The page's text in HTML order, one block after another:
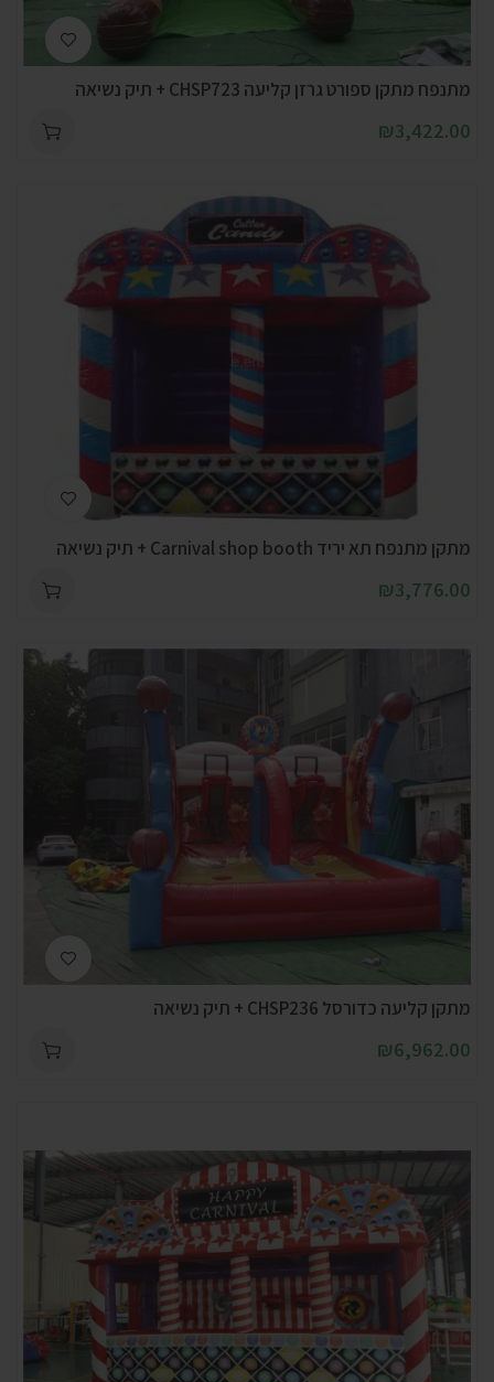
מתנפח מתקן ספורט גרזן קליעה CHSP723 + תיק נשיאה
₪3,422.00
מתקן מתנפח תא יריד Carnival shop booth + תיק נשיאה
₪3,776.00
מתקן קליעה כדורסל CHSP236 + תיק נשיאה
₪6,962.00